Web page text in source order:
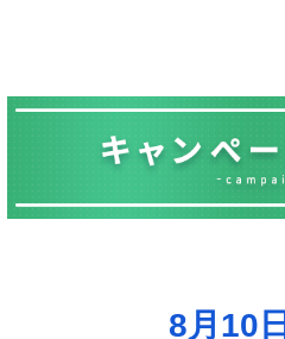
8月10日